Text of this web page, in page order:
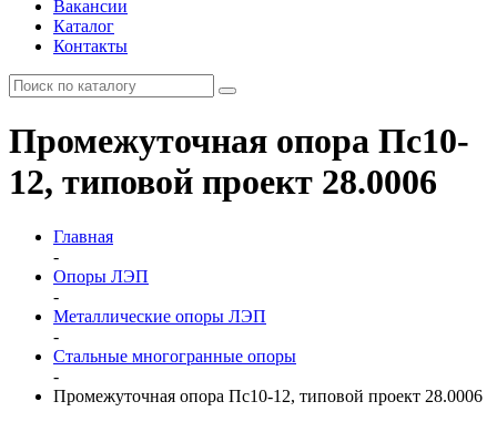
Вакансии
Каталог
Контакты
Промежуточная опора Пс10-
12, типовой проект 28.0006
Главная
-
Опоры ЛЭП
-
Металлические опоры ЛЭП
-
Стальные многогранные опоры
-
Промежуточная опора Пс10-12, типовой проект 28.0006